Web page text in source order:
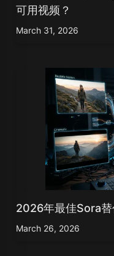
可用视频？
March 31, 2026
2026年最佳Sora
March 26, 2026